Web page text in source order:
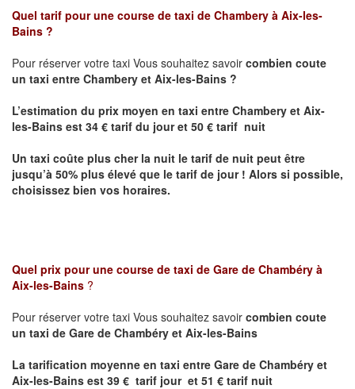
Quel tarif pour une course de taxi de Chambery à Aix-les-
Bains ?
Pour réserver votre taxi Vous souhaitez savoir combien coute
un taxi entre Chambery et Aix-les-Bains ?
L’estimation du prix moyen en taxi entre Chambery et Aix-
les-Bains est 34 € tarif du jour et 50 € tarif nuit
Un taxi coûte plus cher la nuit le tarif de nuit peut être
jusqu’à 50% plus élevé que le tarif de jour ! Alors si possible,
choisissez bien vos horaires.
Quel prix pour une course de taxi de Gare de Chambéry à
Aix-les-Bains ?
Pour réserver votre taxi Vous souhaitez savoir combien coute
un taxi de Gare de Chambéry et Aix-les-Bains
La tarification moyenne en taxi entre Gare de Chambéry et
Aix-les-Bains est 39 € tarif jour et 51 € tarif nuit